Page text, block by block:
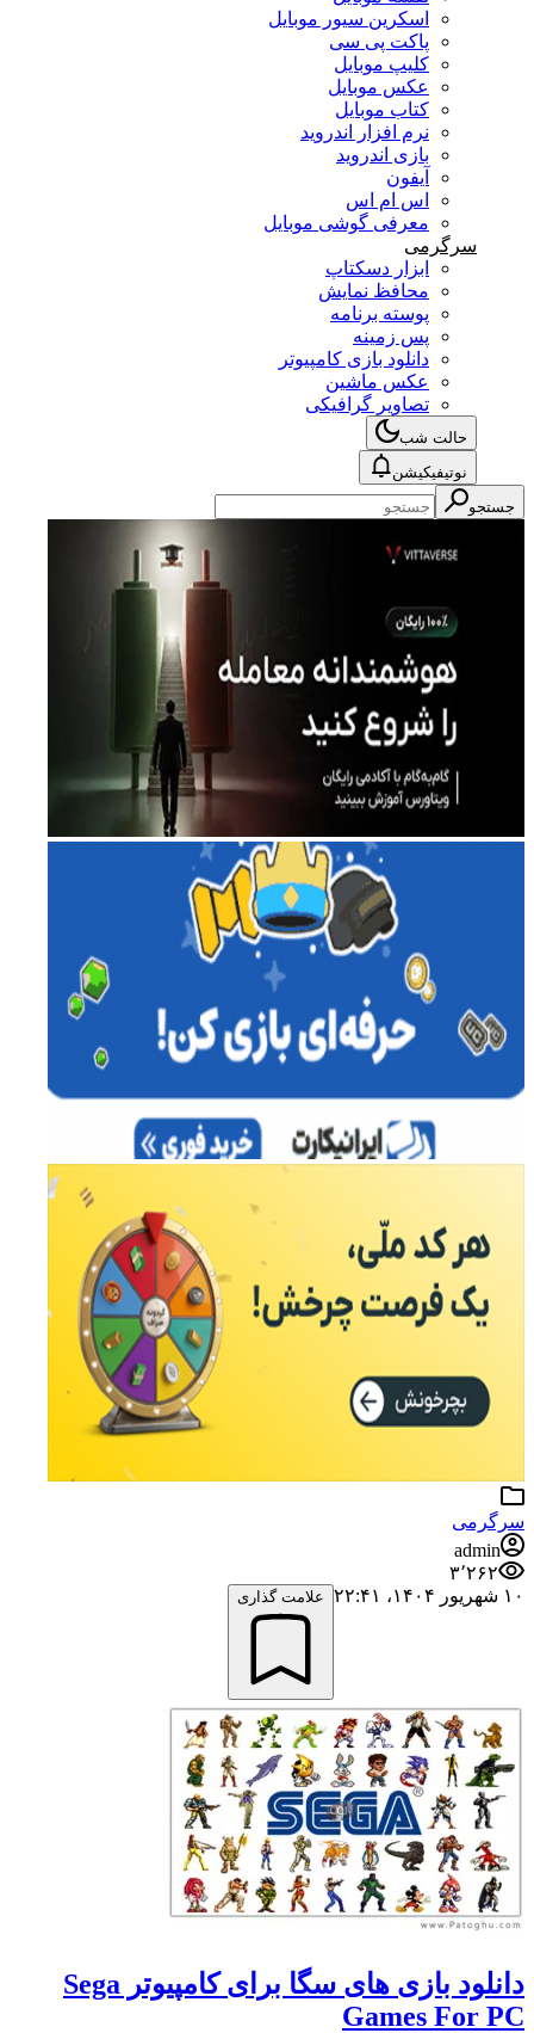
اسکرین سیور موبایل
پاکت پی سی
کلیپ موبایل
عکس موبایل
کتاب موبایل
نرم افزار اندروید
بازی اندروید
آیفون
اس ام اس
معرفی گوشی موبایل
سرگرمی
ابزار دسکتاپ
محافظ نمایش
پوسته برنامه
پس زمینه
دانلود بازی کامپیوتر
عکس ماشین
تصاویر گرافیکی
حالت شب
نوتیفیکیشن
جستجو
سرگرمی
admin
۳٬۲۶۲
۱۰ شهریور ۱۴۰۴،‏ ۲۲:۴۱
علامت گذاری
دانلود بازی های سگا برای کامپیوتر Sega
Games For PC